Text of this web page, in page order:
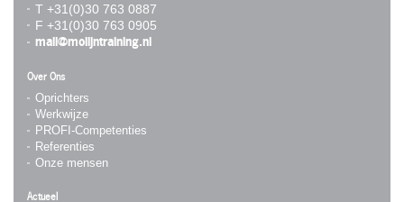
T +31(0)30 763 0887
F +31(0)30 763 0905
mail@molijntraining.nl
Over Ons
Oprichters
Werkwijze
PROFI-Competenties
Referenties
Onze mensen
Actueel